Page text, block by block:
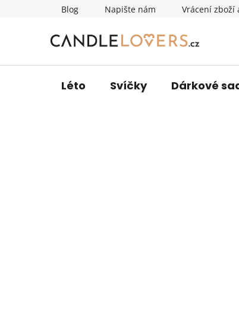
Blog Napište nám Vrácení zboží
Léto Svíčky Dárkové